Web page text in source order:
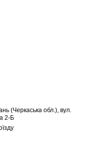
(Черкаська обл.), вул.
2-Б